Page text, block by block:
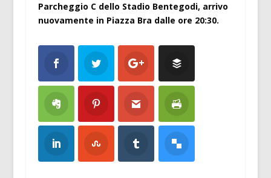
Parcheggio C dello Stadio Bentegodi, arrivo
nuovamente in Piazza Bra dalle ore 20:30.